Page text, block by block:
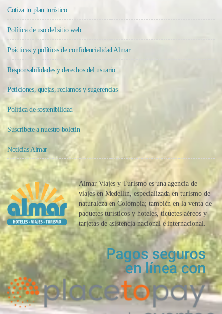
Cotiza tu plan turístico
Política de uso del sitio web
Prácticas y políticas de confidencialidad Almar
Responsabilidades y derechos del usuario
Peticiones, quejas, reclamos y sugerencias
Política de sostenibilidad
Suscríbete a nuestro boletín
Noticias Almar
Almar Viajes y Turismo es una agencia de
viajes en Medellín, especializada en turismo de
naturaleza en Colombia; también en la venta de
paquetes turísticos y hoteles, tiquetes aéreos y
tarjetas de asistencia nacional e internacional.